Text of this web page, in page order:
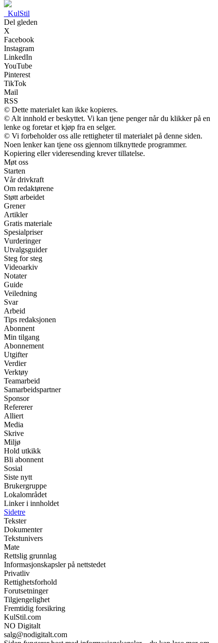
KulStil
Del gleden
X
Facebook
Instagram
LinkedIn
YouTube
Pinterest
TikTok
Mail
RSS
© Dette materialet kan ikke kopieres.
© Alt innhold er beskyttet. Vi kan tjene penger når du klikker på en
lenke og foretar et kjøp fra en selger.
© Vi forbeholder oss alle rettigheter til materialet på denne siden.
Noen lenker kan tjene oss gjennom tilknyttede programmer.
Kopiering eller videresending krever tillatelse.
Møt oss
Starten
Vår drivkraft
Om redaktørene
Støtt arbeidet
Grener
Artikler
Gratis materiale
Spesialpriser
Vurderinger
Utvalgsguider
Steg for steg
Videoarkiv
Notater
Guide
Veiledning
Svar
Arbeid
Tips redaksjonen
Abonnent
Min tilgang
Abonnement
Utgifter
Verdier
Verktøy
Teamarbeid
Samarbeidspartner
Sponsor
Refererer
Alliert
Media
Skrive
Miljø
Hold utkikk
Bli abonnent
Sosial
Siste nytt
Brukergruppe
Lokalområdet
Linker i innholdet
Sidetre
Tekster
Dokumenter
Tekstunivers
Mate
Rettslig grunnlag
Informasjonskapsler på nettstedet
Privatliv
Rettighetsforhold
Forutsetninger
Tilgjengelighet
Fremtidig forsikring
KulStil.com
NO Digitalt
salg@nodigitalt.com